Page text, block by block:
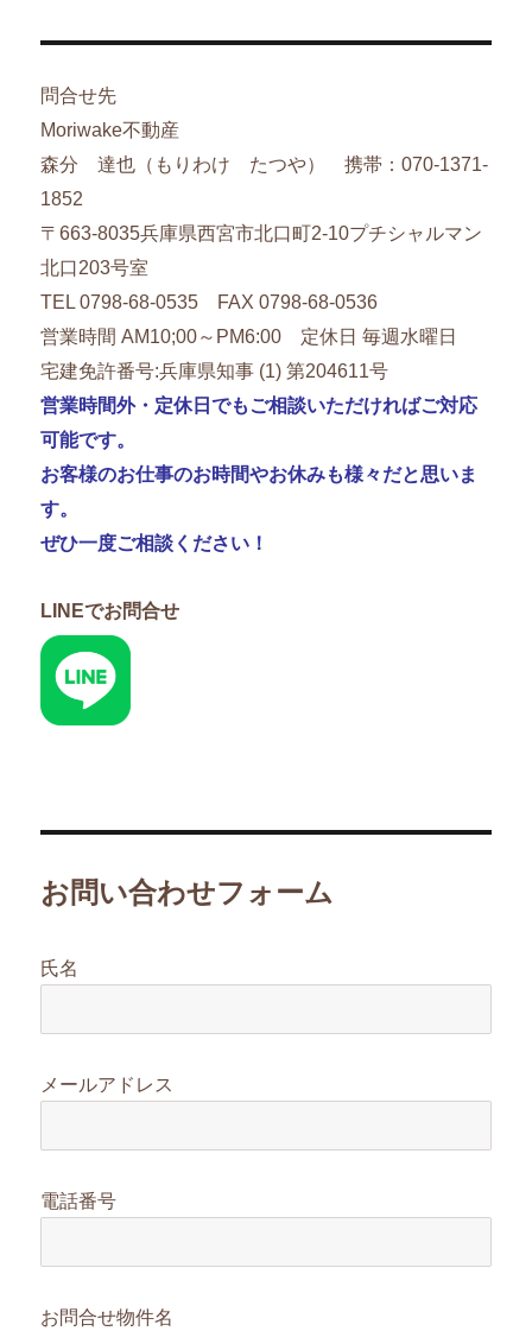
問合せ先
Moriwake不動産
森分 達也（もりわけ たつや） 携帯：070-1371-
1852
〒663-8035兵庫県西宮市北口町2-10プチシャルマン
北口203号室
TEL 0798-68-0535 FAX 0798-68-0536
営業時間 AM10;00～PM6:00 定休日 毎週水曜日
宅建免許番号:兵庫県知事 (1) 第204611号
営業時間外・定休日でもご相談いただければご対応
可能です。
お客様のお仕事のお時間やお休みも様々だと思いま
す。
ぜひ一度ご相談ください！
LINEでお問合せ
お問い合わせフォーム
氏名
メールアドレス
電話番号
お問合せ物件名